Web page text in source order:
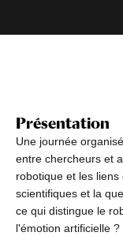
Présentation
Une journée
entre chercheurs et
robotique et les
scientifiques et la
ce qui distingue le
l'émotion artificielle